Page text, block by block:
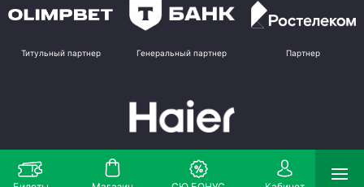
Титульный партнер Генеральный партнер Партнер